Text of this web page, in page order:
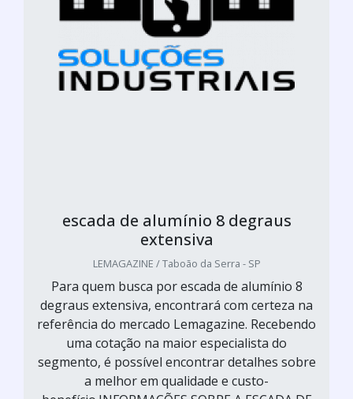
escada de alumínio 8 degraus
extensiva
LEMAGAZINE / Taboão da Serra - SP
Para quem busca por escada de alumínio 8
degraus extensiva, encontrará com certeza na
referência do mercado Lemagazine. Recebendo
uma cotação na maior especialista do
segmento, é possível encontrar detalhes sobre
a melhor em qualidade e custo-